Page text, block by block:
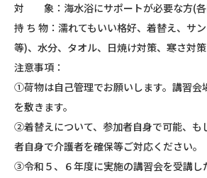
対 象：海水浴にサポートが必要な方(各
持 ち 物：濡れてもいい格好、着替え、サ
等)、水分、タオル、日焼け対策、寒さ対
注意事項：
①荷物は自己管理でお願いします。講習会
を敷きます。
②着替えについて、参加者自身で可能、も
者自身で介護者を確保等ご対応ください。
③令和５、６年度に実施の講習会を受講し